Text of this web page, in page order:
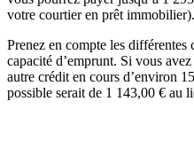
votre courtier en prêt immobilier).
Prenez en compte les
capacité d’emprunt. Si vous
autre crédit en cours d’environ
possible serait de 1 143,00 € au